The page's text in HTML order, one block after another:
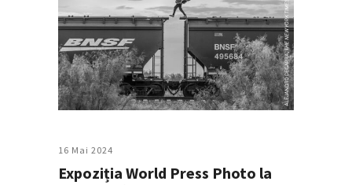
16 Mai 2024
Expoziția World Press Photo la